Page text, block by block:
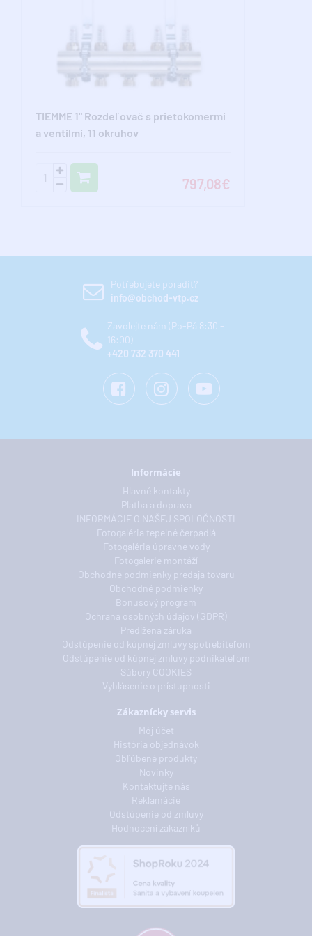
TIEMME 1" Rozdeľovač s prietokomermi
a ventilmi, 11 okruhov
797,08€
Potřebujete poradit?
info@obchod-vtp.cz
Zavolejte nám (Po-Pá 8:30 -
16:00)
+420 732 370 441
Informácie
Hlavné kontakty
Platba a doprava
INFORMÁCIE O NAŠEJ SPOLOČNOSTI
Fotogaléria tepelné čerpadlá
Fotogaléria úpravne vody
Fotogalerie montáží
Obchodné podmienky predaja tovaru
Obchodné podmienky
Bonusový program
Ochrana osobných údajov (GDPR)
Predĺžená záruka
Odstúpenie od kúpnej zmluvy spotrebiteľom
Odstúpenie od kúpnej zmluvy podnikateľom
Súbory COOKIES
Vyhlásenie o prístupnosti
Zákaznícky servis
Môj účet
História objednávok
Obľúbené produkty
Novinky
Kontaktujte nás
Reklamácie
Odstúpenie od zmluvy
Hodnocení zákazníků